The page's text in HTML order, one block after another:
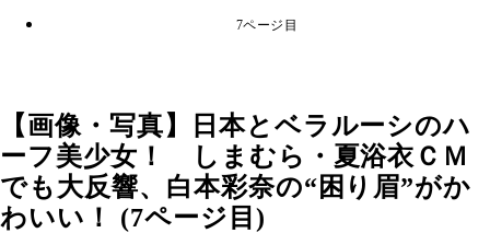
7ページ目
【画像・写真】日本とベラルーシのハ
ーフ美少女！ しまむら・夏浴衣ＣＭ
でも大反響、白本彩奈の“困り眉”がか
わいい！ (7ページ目)